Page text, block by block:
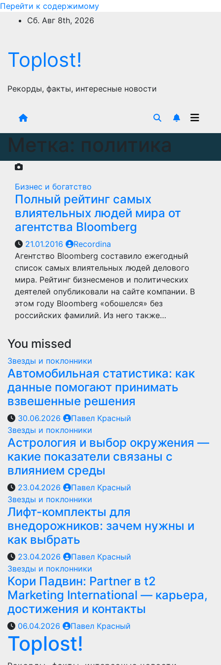
Перейти к содержимому
Сб. Авг 8th, 2026
Toplost!
Рекорды, факты, интересные новости
Метка: политика
Бизнес и богатство
Полный рейтинг самых
влиятельных людей мира от
агентства Bloomberg
21.01.2016
Recordina
Агентство Bloomberg составило ежегодный
список самых влиятельных людей делового
мира. Рейтинг бизнесменов и политических
деятелей опубликовали на сайте компании. В
этом году Bloomberg «обошелся» без
российских фамилий. Из него также…
You missed
Звезды и поклонники
Автомобильная статистика: как
данные помогают принимать
взвешенные решения
30.06.2026
Павел Красный
Звезды и поклонники
Астрология и выбор окружения —
какие показатели связаны с
влиянием среды
23.04.2026
Павел Красный
Звезды и поклонники
Лифт-комплекты для
внедорожников: зачем нужны и
как выбрать
23.04.2026
Павел Красный
Звезды и поклонники
Кори Падвин: Partner в t2
Marketing International — карьера,
достижения и контакты
06.04.2026 Павел Красный
Toplost!